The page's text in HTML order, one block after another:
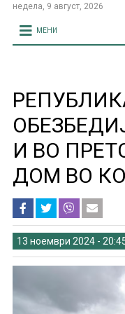
недела, 9 август, 2026
МЕНИ
И ВО
ДОМ ВО
13 ноември 2024 -